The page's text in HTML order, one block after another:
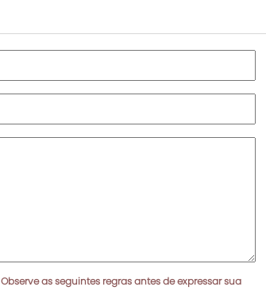
as seguintes regras antes de expressar sua